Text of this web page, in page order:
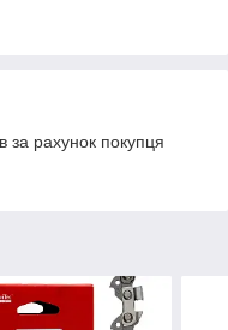
за рахунок покупця